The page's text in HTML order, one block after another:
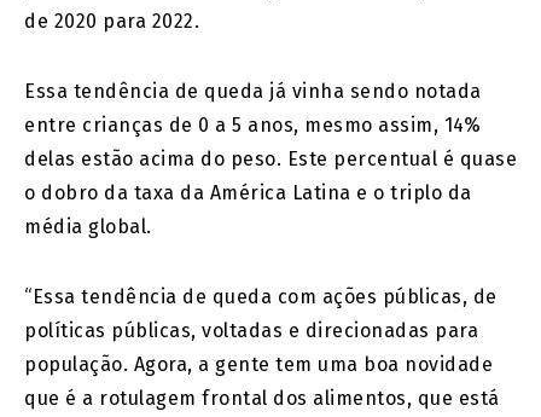
de 2020 para 2022.
Essa tendência de queda já vinha sendo notada
entre crianças de 0 a 5 anos, mesmo assim, 14%
delas estão acima do peso. Este percentual é quase
o dobro da taxa da América Latina e o triplo da
média global.
“Essa tendência de queda com ações públicas, de
políticas públicas, voltadas e direcionadas para
população. Agora, a gente tem uma boa novidade
que é a rotulagem frontal dos alimentos, que está